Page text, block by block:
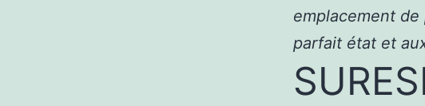
emplacement
parfait état et